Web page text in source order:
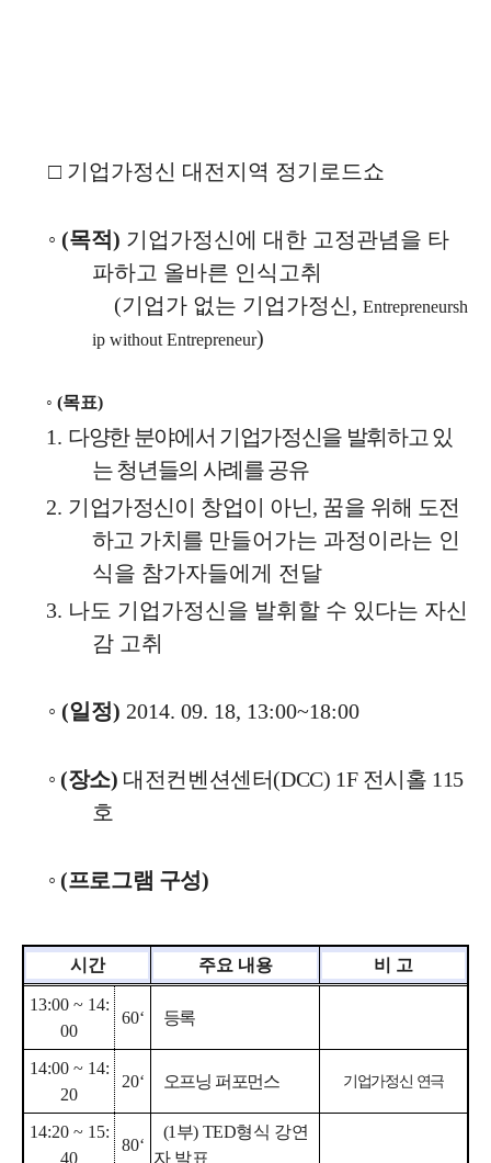
□ 기업가정신 대전지역 정기로드쇼
◦ (목적) 기업가정신에 대한 고정관념을 타
파하고 올바른 인식고취
(기업가 없는 기업가정신, Entrepreneursh
ip without Entrepreneur)
◦(목표)
1. 다양한 분야에서 기업가정신을 발휘하고 있
는 청년들의 사례를 공유
2. 기업가정신이 창업이 아닌, 꿈을 위해 도전
하고 가치를 만들어가는 과정이라는 인
식을 참가자들에게 전달
3. 나도 기업가정신을 발휘할 수 있다는 자신
감 고취
◦ (일정) 2014. 09. 18, 13:00~18:00
◦ (장소) 대전컨벤션센터(DCC) 1F 전시홀 115
호
◦ (프로그램 구성)
시간 주요 내용 비 고
13:00 ~ 14:
00
60‘ 등록
14:00 ~ 14:
20
20‘ 오프닝 퍼포먼스 기업가정신 연극
14:20 ~ 15:
40
80‘
(1 부) TED형식 강연
자 발표